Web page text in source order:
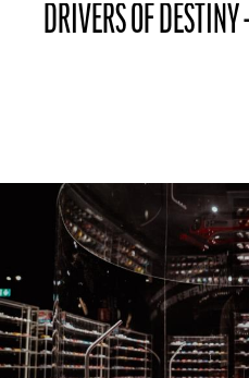
DRIVERS OF